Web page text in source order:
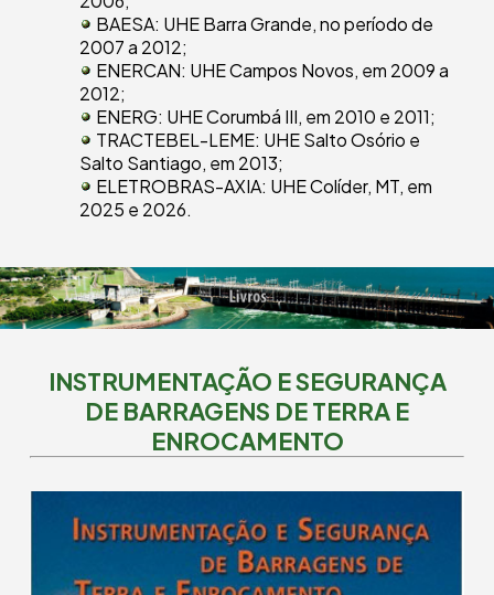
BAESA: UHE Barra Grande, no período de
2007 a 2012;
ENERCAN: UHE Campos Novos, em 2009 a
2012;
ENERG: UHE Corumbá III, em 2010 e 2011;
TRACTEBEL-LEME: UHE Salto Osório e
Salto Santiago, em 2013;
ELETROBRAS-AXIA: UHE Colíder, MT, em
2025 e 2026.
INSTRUMENTAÇÃO E SEGURANÇA
DE BARRAGENS DE TERRA E
ENROCAMENTO